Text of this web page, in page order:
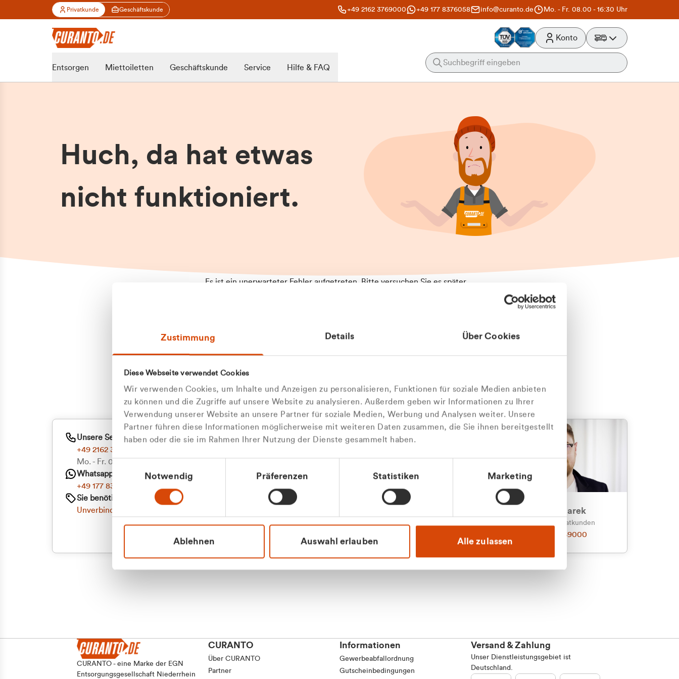
Zustimmung Details Über Cookies
Diese Webseite verwendet Cookies
Wir verwenden Cookies, um Inhalte und Anzeigen zu personalisieren, Funktionen für soziale Medien anbieten
zu können und die Zugriffe auf unsere Website zu analysieren. Außerdem geben wir Informationen zu Ihrer
Verwendung unserer Website an unsere Partner für soziale Medien, Werbung und Analysen weiter. Unsere
Partner führen diese Informationen möglicherweise mit weiteren Daten zusammen, die Sie ihnen bereitgestellt
haben oder die sie im Rahmen Ihrer Nutzung der Dienste gesammelt haben.
Einwilligungsauswahl
Notwendig Präferenzen Statistiken Marketing
Ablehnen Auswahl erlauben Alle zulassen
Privatkunde Geschäftskunde +49 2162 3769000 +49 177 8376058 info@curanto.de Mo. - Fr. 08.00 - 16:30 Uhr
Zu welcher
Kundengruppe
gehören Sie?
Privatkunde (inkl. MwSt.)
Geschäftskunde (exkl. MwSt.)
Konto
Entsorgen Miettoiletten Geschäftskunde Service Hilfe & FAQ
Huch, da hat etwas
nicht funktioniert.
Es ist ein unerwarteter Fehler aufgetreten. Bitte versuchen Sie es später
aufgetretenen Fehler an. Wir entschuldigen uns für eventuelle
Unannehmlichkeiten.
Zum Abfallberater
Oder kontaktieren Sie uns persönlich
Wir sind gerne für Sie da
Unsere Service-Hotline
+49 2162 3769000
Mo. - Fr. 08.00 - 16:30 Uhr
Whatsapp
+49 177 8376058
Sie benötigen ein individuelles Angebot?
Unverbindliche Anfrage stellen
Julian Marek
Vertrieb - Privatkunden
0216 237 69000
CURANTO - eine Marke der EGN
Entsorgungsgesellschaft Niederrhein
CURANTO
Über CURANTO
Partner
Informationen
Gewerbeabfallordnung
Gutscheinbedingungen
Versand & Zahlung
Unser Dienstleistungsgebiet ist
Deutschland.